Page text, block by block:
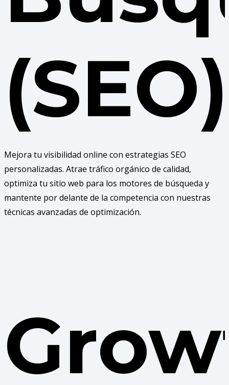
(SEO)
Mejora tu visibilidad online con estrategias SEO
personalizadas. Atrae tráfico orgánico de calidad,
optimiza tu sitio web para los motores de búsqueda y
mantente por delante de la competencia con nuestras
técnicas avanzadas de optimización.